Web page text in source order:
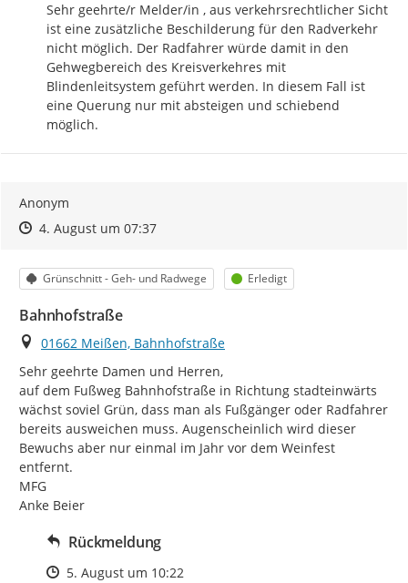
Sehr geehrte/r Melder/in , aus verkehrsrechtlicher Sicht
ist eine zusätzliche Beschilderung für den Radverkehr
nicht möglich. Der Radfahrer würde damit in den
Gehwegbereich des Kreisverkehres mit
Blindenleitsystem geführt werden. In diesem Fall ist
eine Querung nur mit absteigen und schiebend
möglich.
Anonym
Zeitpunkt des Erstellens
Zeitpunkt des Erstellens
4. August um 07:37Zur Äußerung
Kategorie
Grünschnitt - Geh- und Radwege Status
Erledigt
Bahnhofstraße
Ort
01662 Meißen, Bahnhofstraße
Sehr geehrte Damen und Herren,
auf dem Fußweg Bahnhofstraße in Richtung stadteinwärts
wächst soviel Grün, dass man als Fußgänger oder Radfahrer
bereits ausweichen muss. Augenscheinlich wird dieser
Bewuchs aber nur einmal im Jahr vor dem Weinfest
entfernt.
MFG
Anke Beier
Rückmeldung
Zeitpunkt des Erstellens
5. August um 10:22